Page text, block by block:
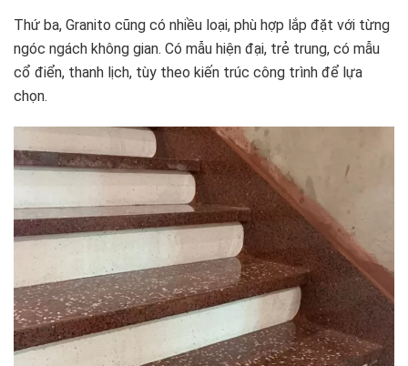
Thứ ba, Granito cũng có nhiều loại, phù hợp lắp đặt với từng
ngóc ngách không gian. Có mẫu hiện đại, trẻ trung, có mẫu
cổ điển, thanh lịch, tùy theo kiến trúc công trình để lựa
chọn.